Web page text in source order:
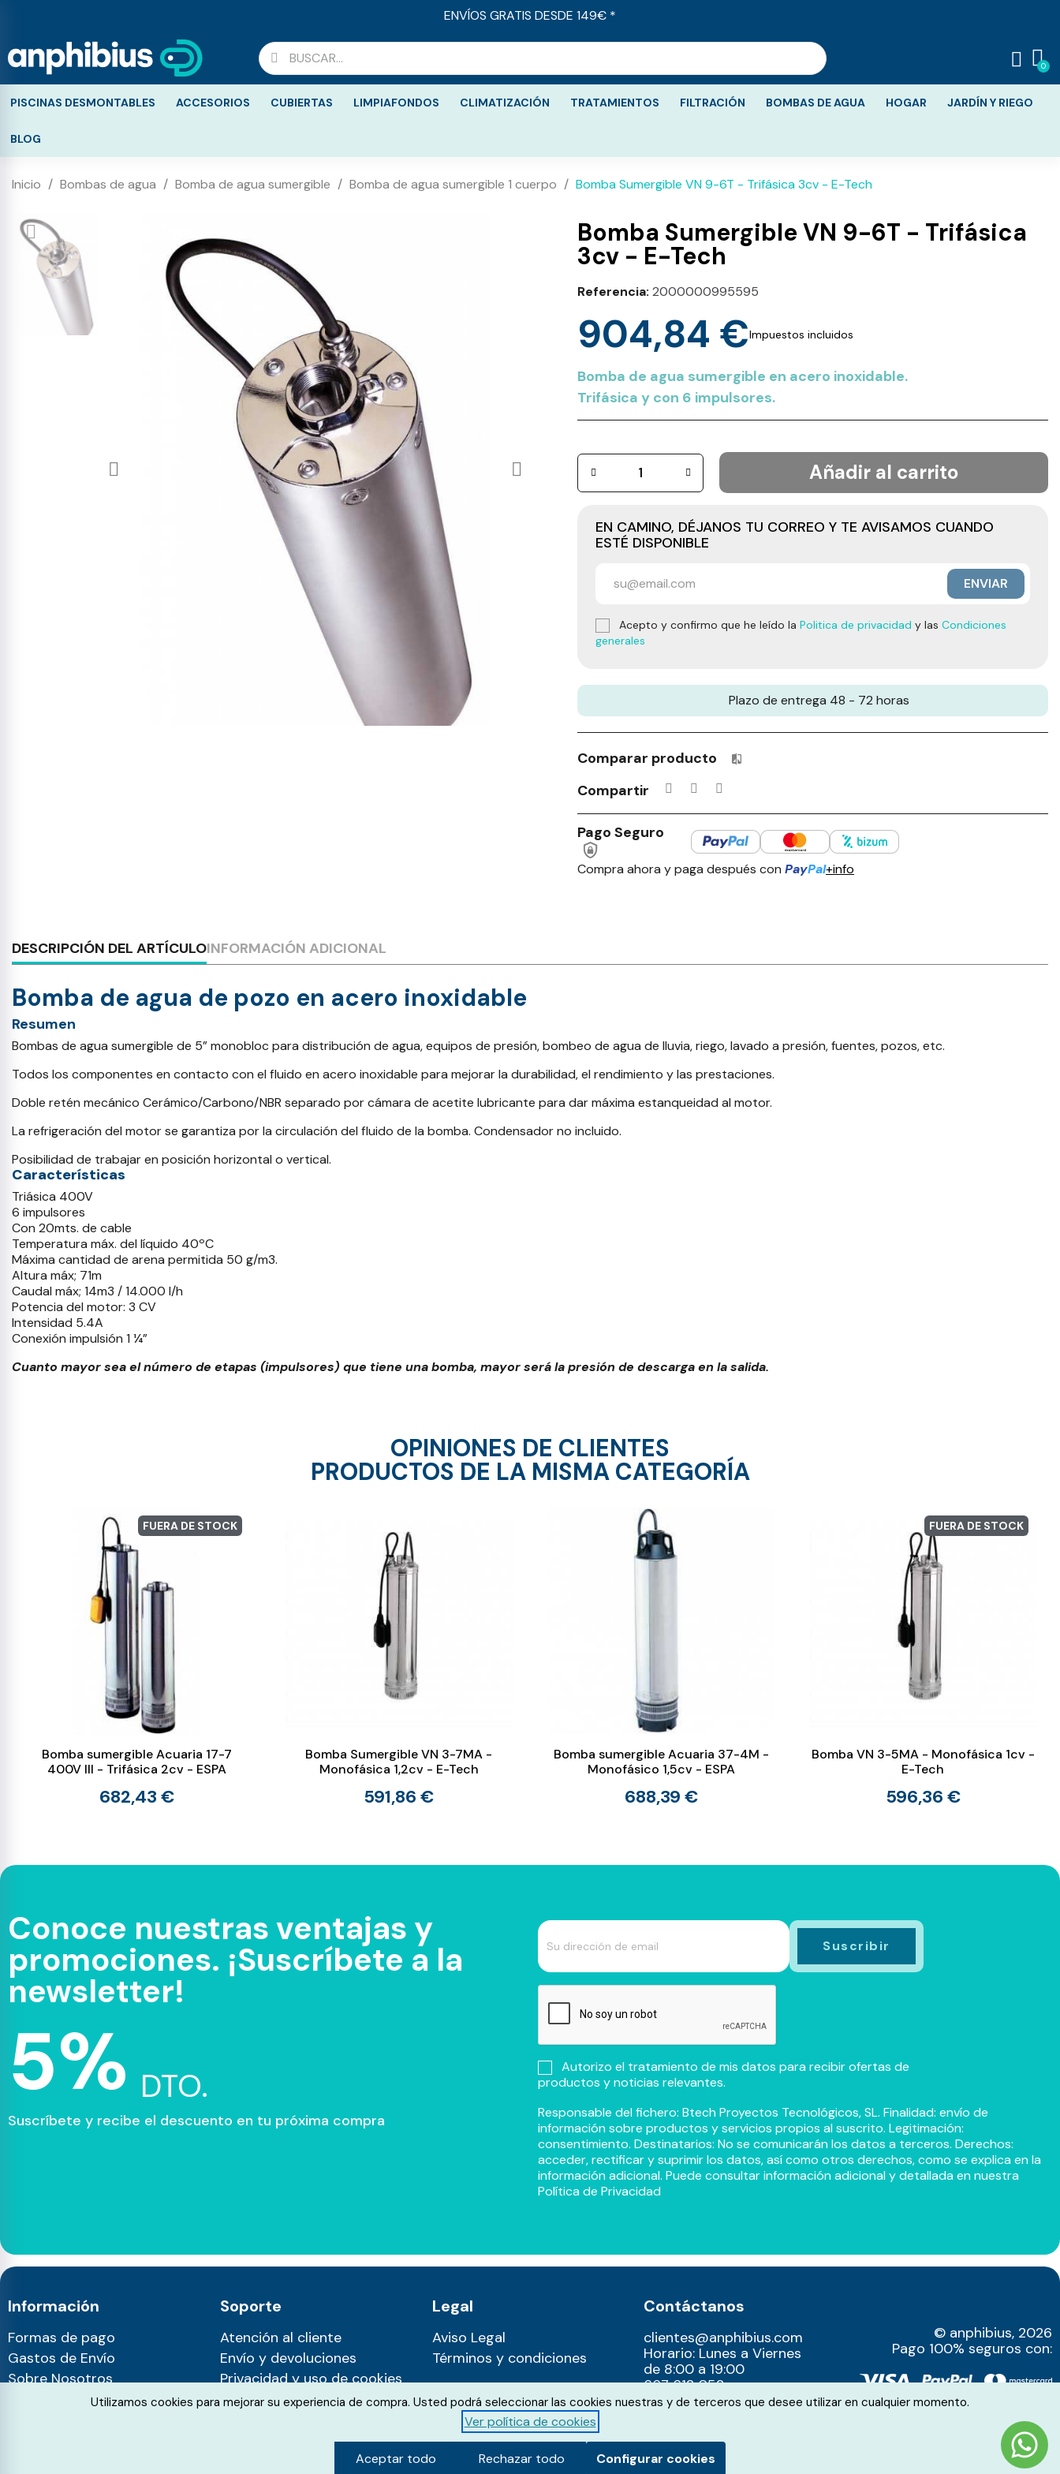
ENVÍOS GRATIS DESDE 149€ *
PISCINAS DESMONTABLES ACCESORIOS CUBIERTAS LIMPIAFONDOS CLIMATIZACIÓN TRATAMIENTOS FILTRACIÓN BOMBAS DE AGUA HOGAR JARDÍN Y RIEGO
BLOG
Inicio Bombas de agua Bomba de agua sumergible Bomba de agua sumergible 1 cuerpo Bomba Sumergible VN 9-6T - Trifásica 3cv - E-Tech
Bomba Sumergible VN 9-6T - Trifásica
3cv - E-Tech
Referencia 2000000995595
904,84 €Impuestos incluidos
Bomba de agua sumergible en acero inoxidable.
Trifásica y con 6 impulsores.
Añadir al carrito
EN CAMINO, DÉJANOS TU CORREO Y TE AVISAMOS CUANDO
ESTÉ DISPONIBLE
ENVIAR
Acepto y confirmo que he leído la Politica de privacidad y las Condiciones
generales
Plazo de entrega 48 - 72 horas
Comparar producto Productos incluidos en tu lista de comparación: 0 / 4
Compartir
Pago Seguro
Compra ahora y paga después con PayPal+info
DESCRIPCIÓN DEL ARTÍCULOINFORMACIÓN ADICIONAL
Bomba de agua de pozo en acero inoxidable
Resumen
Bombas de agua sumergible de 5” monobloc para distribución de agua, equipos de presión, bombeo de agua de lluvia, riego, lavado a presión, fuentes, pozos, etc.
Todos los componentes en contacto con el fluido en acero inoxidable para mejorar la durabilidad, el rendimiento y las prestaciones.
Doble retén mecánico Cerámico/Carbono/NBR separado por cámara de acetite lubricante para dar máxima estanqueidad al motor.
La refrigeración del motor se garantiza por la circulación del fluido de la bomba. Condensador no incluido.
Posibilidad de trabajar en posición horizontal o vertical.
Características
Triásica 400V
6 impulsores
Con 20mts. de cable
Temperatura máx. del líquido 40ºC
Máxima cantidad de arena permitida 50 g/m3.
Altura máx; 71m
Caudal máx; 14m3 / 14.000 l/h
Potencia del motor: 3 CV
Intensidad 5.4A
Conexión impulsión 1 ¼”
Cuanto mayor sea el número de etapas (impulsores) que tiene una bomba, mayor será la presión de descarga en la salida.
OPINIONES DE CLIENTES
PRODUCTOS DE LA MISMA CATEGORÍA
FUERA DE STOCK
Bomba sumergible Acuaria 17-7
400V III - Trifásica 2cv - ESPA
682,43 €
Bomba Sumergible VN 3-7MA -
Monofásica 1,2cv - E-Tech
591,86 €
Bomba sumergible Acuaria 37-4M -
Monofásico 1,5cv - ESPA
688,39 €
FUERA DE STOCK
Bomba VN 3-5MA - Monofásica 1cv -
E-Tech
596,36 €
Conoce nuestras ventajas y
promociones. ¡Suscríbete a la
newsletter!
5% DTO.
Suscríbete y recibe el descuento en tu próxima compra
Autorizo el tratamiento de mis datos para recibir ofertas de
productos y noticias relevantes.
Responsable del fichero: Btech Proyectos Tecnológicos, SL. Finalidad: envío de
información sobre productos y servicios propios al suscrito. Legitimación:
consentimiento. Destinatarios: No se comunicarán los datos a terceros. Derechos:
acceder, rectificar y suprimir los datos, así como otros derechos, como se explica en la
información adicional. Puede consultar información adicional y detallada en nuestra
Política de Privacidad
Información
Formas de pago
Gastos de Envío
Sobre Nosotros
Soporte
Atención al cliente
Envío y devoluciones
Privacidad y uso de cookies
Legal
Aviso Legal
Términos y condiciones
Contáctanos
clientes@anphibius.com
Horario: Lunes a Viernes
de 8:00 a 19:00
667 612 052​
© anphibius, 2026
Pago 100% seguros con:
Cookie Consent
Utilizamos cookies para mejorar su experiencia de compra. Usted podrá seleccionar las cookies nuestras y de terceros que desee utilizar en cualquier momento.
Ver política de cookies
Aceptar todo Rechazar todo Configurar cookies